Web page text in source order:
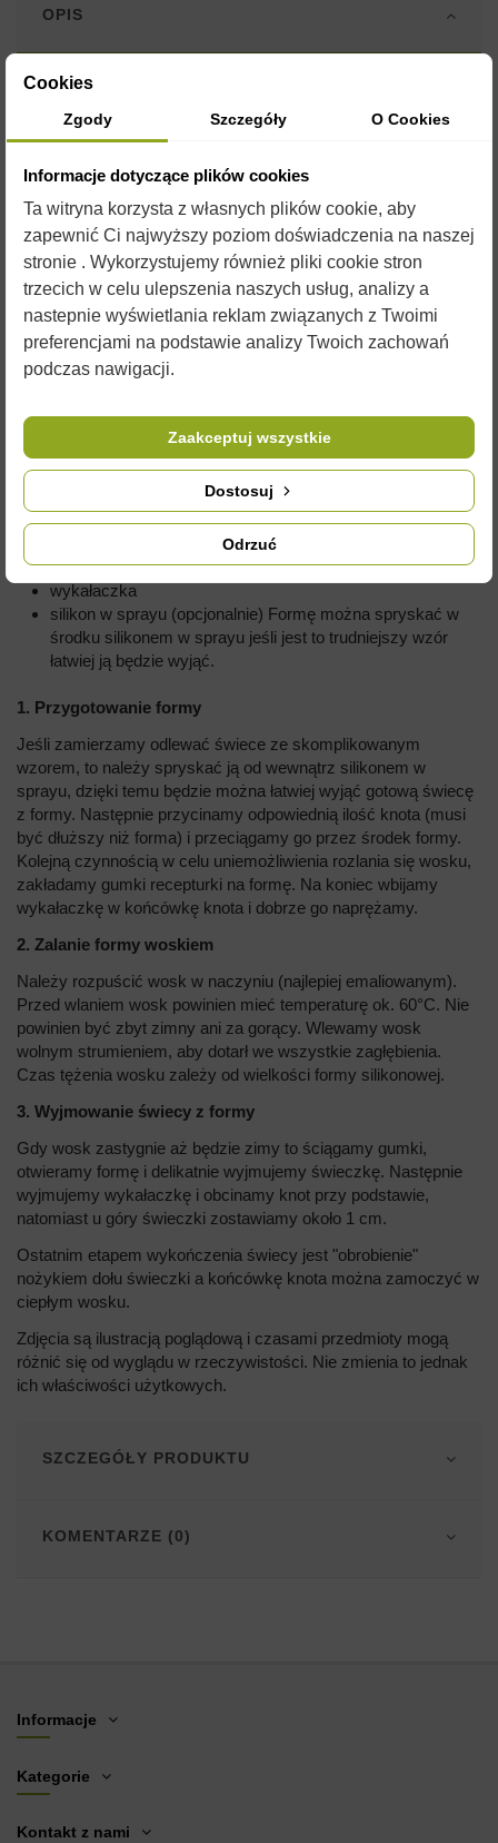
OPIS
Formy silikonowe są wykonane z elastycznego i wytrzymałego
silikonu o plastycznych właściwościach umożliwiających
wielokrotne ich użycie.
Przed uzupełnieniem formy płynnym woskiem, zaleca się
spryskanie jej silikonem w sprayu. Silikon jest jednocześnie
konserwantem dla formy i czynnikiem ułatwiającym
wyjmowanie gotowych świec.
W naszym sklepie znajdą Państwoformy na każdą okazję
doskonałego urozmaicenia produkcji świecprzydadzą się
barwniki i aromaty
które również można znaleźć w naszym
sklepie.
prostych krokach:
Potrzebne będą:
knot o odpowiedniej grubości, dobrany do wielkości
świeczki (im większa świeczka, tym grubszy knot)
gumka recepturka
wykałaczka
silikon w sprayu (opcjonalnie) Formę można spryskać w
środku silikonem w sprayu jeśli jest to trudniejszy wzór
łatwiej ją będzie wyjąć.
1. Przygotowanie formy
Jeśli zamierzamy odlewać świece ze skomplikowanym
wzorem, to należy spryskać ją od wewnątrz silikonem w
sprayu, dzięki temu będzie można łatwiej wyjąć gotową świecę
z formy. Następnie przycinamy odpowiednią ilość knota (musi
być dłuższy niż forma) i przeciągamy go przez środek formy.
Kolejną czynnością w celu uniemożliwienia rozlania się wosku,
zakładamy gumki recepturki na formę. Na koniec wbijamy
wykałaczkę w końcówkę knota i dobrze go naprężamy.
2. Zalanie formy woskiem
Należy rozpuścić wosk w naczyniu (najlepiej emaliowanym).
Przed wlaniem wosk powinien mieć temperaturę ok. 60°C. Nie
powinien być zbyt zimny ani za gorący. Wlewamy wosk
wolnym strumieniem, aby dotarł we wszystkie zagłębienia.
Czas tężenia wosku zależy od wielkości formy silikonowej.
3. Wyjmowanie świecy z formy
Gdy wosk zastygnie aż będzie zimy to ściągamy gumki,
otwieramy formę i delikatnie wyjmujemy świeczkę. Następnie
wyjmujemy wykałaczkę i obcinamy knot przy podstawie,
natomiast u góry świeczki zostawiamy około 1 cm.
Ostatnim etapem wykończenia świecy jest "obrobienie"
nożykiem dołu świeczki a końcówkę knota można zamoczyć w
ciepłym wosku.
Zdjęcia są ilustracją poglądową i czasami przedmioty mogą
różnić się od wyglądu w rzeczywistości. Nie zmienia to jednak
ich właściwości użytkowych.
SZCZEGÓŁY PRODUKTU
KOMENTARZE (0)
Informacje
Kategorie
Kontakt z nami
Cookies
Zgody Szczegóły O Cookies
Informacje dotyczące plików cookies
Ta witryna korzysta z własnych plików cookie, aby
zapewnić Ci najwyższy poziom doświadczenia na naszej
stronie . Wykorzystujemy również pliki cookie stron
trzecich w celu ulepszenia naszych usług, analizy a
nastepnie wyświetlania reklam związanych z Twoimi
preferencjami na podstawie analizy Twoich zachowań
podczas nawigacji.
Odrzuć
Dostosuj
Zaakceptuj wszystkie